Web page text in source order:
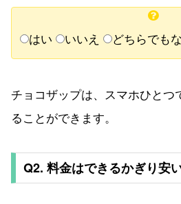
はい いいえ どちらでも
チョコザップは、スマホひとつ
ることができます。
Q2. 料金はできるかぎり安